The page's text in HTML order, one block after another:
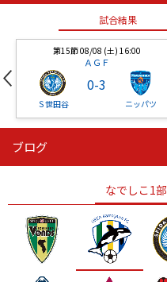
試合結果
第15節 08/08 (土) 16:00
ＡＧＦ
Ｓ世田谷
0-3
ニッパツ
ニッパツ
ニッパツ 名古屋
ブログ
なでしこ1部